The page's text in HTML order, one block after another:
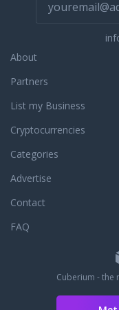
About
Partners
List my Business
Cryptocurrencies
Categories
Advertise
Contact
FAQ
Cuberium - the